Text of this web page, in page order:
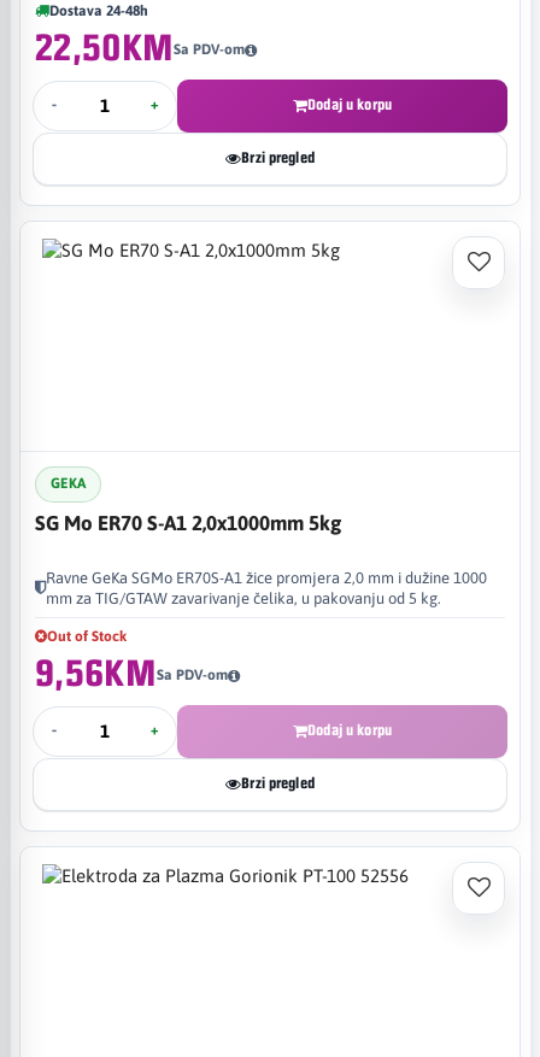
Dostava 24-48h
22,50KMSa PDV-om
- + Dodaj u korpu
Brzi pregled
GEKA
SG Mo ER70 S-A1 2,0x1000mm 5kg
Ravne GeKa SGMo ER70S-A1 žice promjera 2,0 mm i dužine 1000
mm za TIG/GTAW zavarivanje čelika, u pakovanju od 5 kg.
Out of Stock
9,56KMSa PDV-om
- + Dodaj u korpu
Brzi pregled